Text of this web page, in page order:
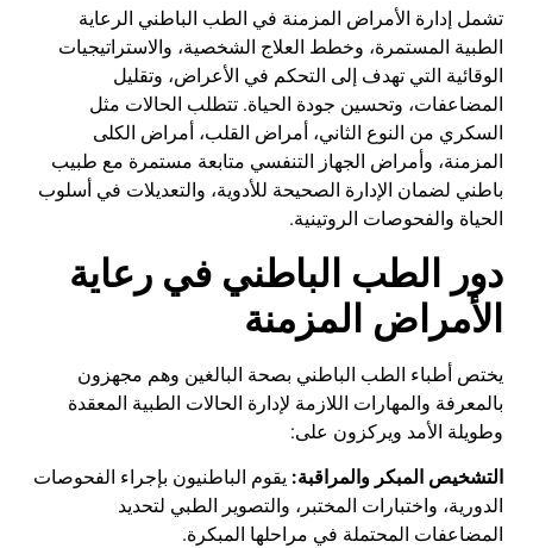
تشمل إدارة الأمراض المزمنة في الطب الباطني الرعاية
الطبية المستمرة، وخطط العلاج الشخصية، والاستراتيجيات
الوقائية التي تهدف إلى التحكم في الأعراض، وتقليل
المضاعفات، وتحسين جودة الحياة. تتطلب الحالات مثل
السكري من النوع الثاني، أمراض القلب، أمراض الكلى
المزمنة، وأمراض الجهاز التنفسي متابعة مستمرة مع طبيب
باطني لضمان الإدارة الصحيحة للأدوية، والتعديلات في أسلوب
الحياة والفحوصات الروتينية.
دور الطب الباطني في رعاية
الأمراض المزمنة
يختص أطباء الطب الباطني بصحة البالغين وهم مجهزون
بالمعرفة والمهارات اللازمة لإدارة الحالات الطبية المعقدة
وطويلة الأمد ويركزون على:
التشخيص المبكر والمراقبة: يقوم الباطنيون بإجراء الفحوصات
الدورية، واختبارات المختبر، والتصوير الطبي لتحديد
المضاعفات المحتملة في مراحلها المبكرة.